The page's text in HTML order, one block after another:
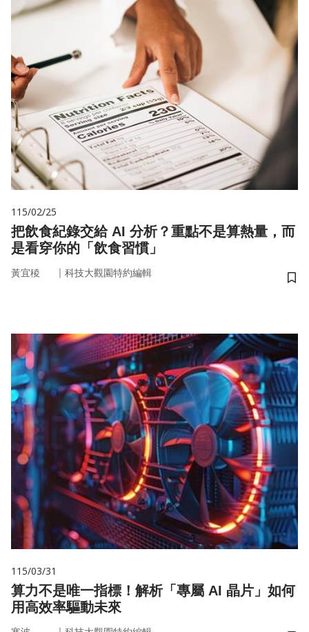
115/02/25
把飲食紀錄交給 AI 分析？重點不是算熱量，而
是看穿你的「飲食習慣」
黃宜稜 ｜ 科技大觀園特約編輯
儲
115/03/31
算力不是唯一指標！解析「專屬 AI 晶片」如何
用高效率驅動未來